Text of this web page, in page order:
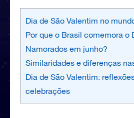
Dia de São Valentim no
Por que o Brasil comemora o
Namorados em junho?
Similaridades e diferenças
Dia de São Valentim:
celebrações